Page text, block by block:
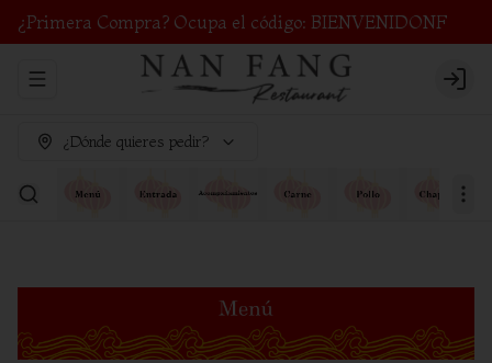
¿Primera Compra? Ocupa el código: BIENVENIDONF
Abrir menu de navegación Login
¿Dónde quieres pedir?